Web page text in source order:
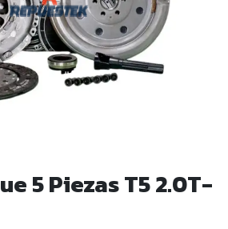
5 Piezas T5 2.0T-